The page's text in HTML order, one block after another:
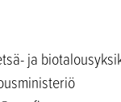
ja